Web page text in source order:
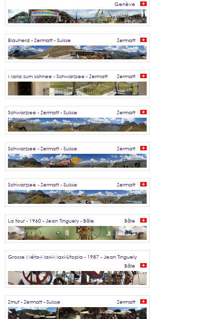
Genève
Blauherd - Zermatt - Suisse Zermatt
Maria zum schnee - Schwarzsee - Zermatt Zermatt
Schwarzsee - Zermatt - Suisse Zermatt
Schwarzsee - Zermatt - Suisse Zermatt
Schwarzsee - Zermatt - Suisse Zermatt
La tour - 1960 - Jean Tinguely - Bâle Bâle
Grosse Méta-Maxi-Maxi-Utopia - 1987 - Jean Tinguely
Bâle
Zmut - Zermatt - Suisse Zermatt